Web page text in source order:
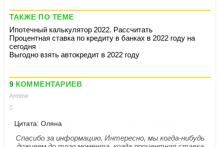
ТАКЖЕ ПО ТЕМЕ
Ипотечный калькулятор 2022. Рассчитать
Процентная ставка по кредиту в банках в 2022 году на
сегодня
Выгодно взять автокредит в 2022 году
9 КОММЕНТАРИЕВ
Armine
Цитата: Оляна
Спасибо за информацию. Интересно, мы когда-нибудь